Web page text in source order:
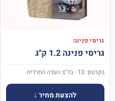
גריסי פנינה
גריסי פנינה 1.2 ק"ג
בקרטון: 12 · בד"צ העדה החרדית
להצעת מחיר ↓